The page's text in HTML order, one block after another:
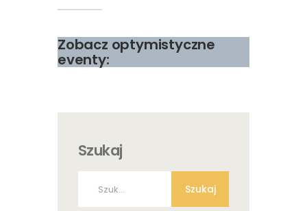
Zobacz optymistyczne
eventy:
Szukaj